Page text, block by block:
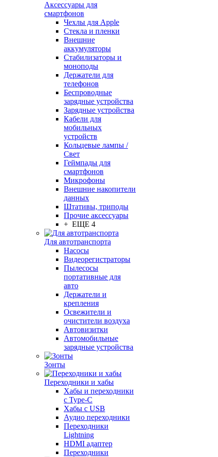
Аксессуары для
смартфонов
Чехлы для Apple
Стекла и пленки
Внешние
аккумуляторы
Стабилизаторы и
моноподы
Держатели для
телефонов
Беспроводные
зарядные устройства
Зарядные устройства
Кабели для
мобильных
устройств
Кольцевые лампы /
Свет
Геймпады для
смартфонов
Микрофоны
Внешние накопители
данных
Штативы, триподы
Прочие аксессуары
+ ЕЩЕ 4
Для автотранспорта
Насосы
Видеорегистраторы
Пылесосы
портативные для
авто
Держатели и
крепления
Освежители и
очистители воздуха
Автовизитки
Автомобильные
зарядные устройства
Зонты
Переходники и хабы
Хабы и переходники
с Type-C
Хабы с USB
Аудио переходники
Переходники
Lightning
HDMI адаптер
Переходники